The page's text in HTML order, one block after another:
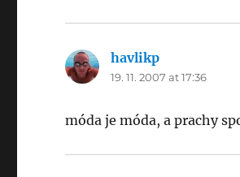
havlikp
19. 11. 2007 at 17:36
móda je móda, a prachy